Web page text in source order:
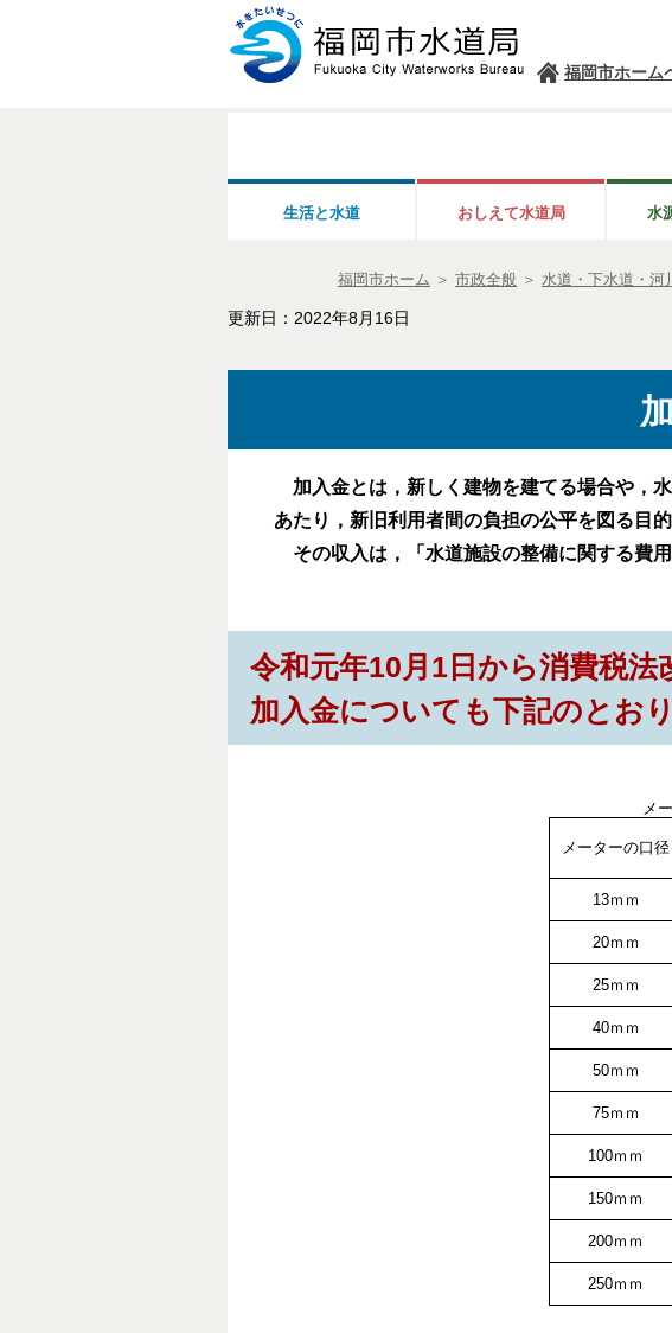
福岡市ホーム
生活と水道 おしえて水道局 水
福岡市ホーム ＞ 市政全般 ＞ 水道・下水道・河
更新日：2022年8月16日
加入金とは，新しく建物を建てる場合や，
あたり，新旧利用者間の負担の公平を図る目
その収入は，「水道施設の整備に関する費用
令和元年10月1日から消費税
加入金についても下記のとお
メ
メーターの口径
13ｍｍ
20ｍｍ
25ｍｍ
40ｍｍ
50ｍｍ
75ｍｍ
100ｍｍ
150ｍｍ
200ｍｍ
250ｍｍ